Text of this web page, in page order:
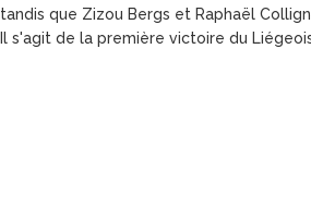
tandis que Zizou Bergs et Raphaël
s'agit de la première victoire du